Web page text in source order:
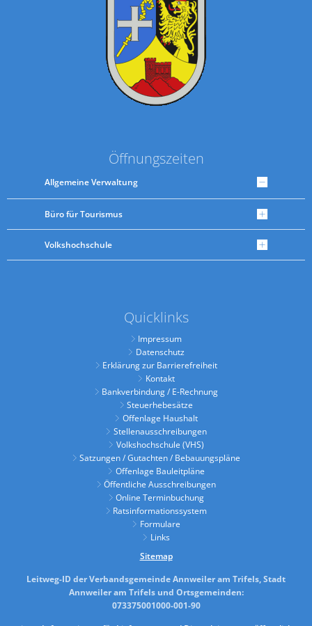
Öffnungszeiten
Allgemeine Verwaltung
Büro für Tourismus
Volkshochschule
Quicklinks
Impressum
Datenschutz
Erklärung zur Barrierefreiheit
Kontakt
Bankverbindung / E-Rechnung
Steuerhebesätze
Offenlage Haushalt
Stellenausschreibungen
Volkshochschule (VHS)
Satzungen / Gutachten / Bebauungspläne
Offenlage Bauleitpläne
Öffentliche Ausschreibungen
Online Terminbuchung
Ratsinformationssystem
Formulare
Links
Sitemap
Leitweg-ID der Verbandsgemeinde Annweiler am Trifels, Stadt
Annweiler am Trifels und Ortsgemeinden:
073375001000-001-90